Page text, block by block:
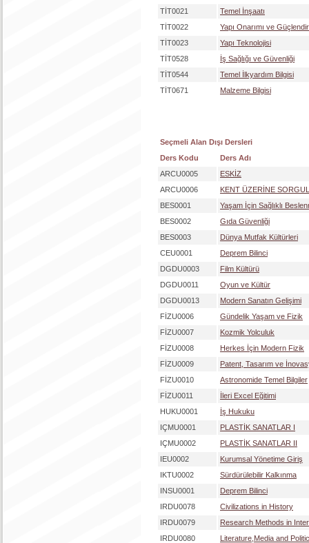
TİT0021
Temel İnşaatı
TİT0022
Yapı Onarımı ve
TİT0023
Yapı Teknolojisi
TİT0528
İş Sağlığı ve Güvenliği
TİT0544
Temel İlkyardım Bilgisi
TİT0671
Malzeme Bilgisi
Seçmeli Alan Dışı Dersleri
Ders Kodu
Ders Adı
ARCU0005
ESKİZ
ARCU0006
KENT ÜZERİNE
BES0001
Yaşam İçin Sağlıklı
BES0002
Gıda Güvenliği
BES0003
Dünya Mutfak Kültürleri
CEU0001
Deprem Bilinci
DGDU0003
Film Kültürü
DGDU0011
Oyun ve Kültür
DGDU0013
Modern Sanatın Gelişimi
FİZU0006
Gündelik Yaşam ve Fizik
FİZU0007
Kozmik Yolculuk
FİZU0008
Herkes İçin Modern Fizik
FİZU0009
Patent, Tasarım ve
FİZU0010
Astronomide Temel Bilgiler
FİZU0011
İleri Excel Eğitimi
HUKU0001
İş Hukuku
IÇMU0001
PLASTİK SANATLAR I
IÇMU0002
PLASTİK SANATLAR II
IEU0002
Kurumsal Yönetime Giriş
IKTU0002
Sürdürülebilir Kalkınma
INSU0001
Deprem Bilinci
IRDU0078
Civilizations in History
IRDU0079
Research Methods in
IRDU0080
Literature,Media and